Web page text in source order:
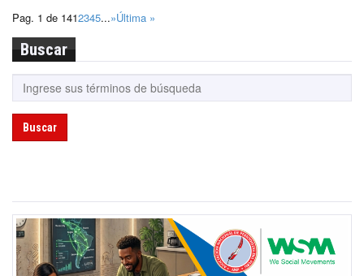
Pag. 1 de 1412345...»Última »
Buscar
Buscar